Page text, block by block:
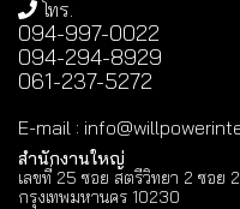
โทร.
094-997-0022
094-294-8929
061-237-5272
E-mail :
สำนักงานใหญ่
เลขที่ 25 ซอย สตรีวิทยา 2 ซอย
กรุงเทพมหานคร 10230